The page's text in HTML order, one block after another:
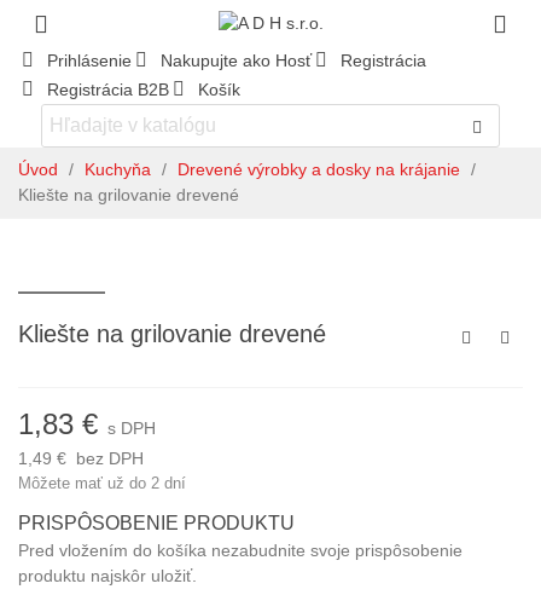
Prihlásenie Nakupujte ako Hosť
Registrácia
Registrácia B2B
Košík
Úvod / Kuchyňa / Drevené výrobky a dosky na krájanie /
Kliešte na grilovanie drevené
Kliešte na grilovanie drevené
1,83 € s DPH
1,49 € bez DPH
Môžete mať už do 2 dní
PRISPÔSOBENIE PRODUKTU
Pred vložením do košíka nezabudnite svoje prispôsobenie
produktu najskôr uložiť.